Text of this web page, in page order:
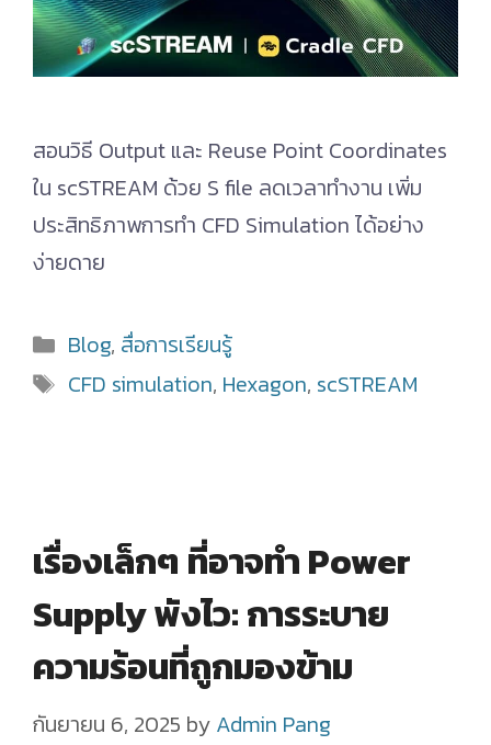
สอนวิธี Output และ Reuse Point Coordinates
ใน scSTREAM ด้วย S file ลดเวลาทำงาน เพิ่ม
ประสิทธิภาพการทำ CFD Simulation ได้อย่าง
ง่ายดาย
Categories
Blog, สื่อการเรียนรู้
Tags
CFD simulation, Hexagon, scSTREAM
เรื่องเล็กๆ ที่อาจทำ Power
Supply พังไว: การระบาย
ความร้อนที่ถูกมองข้าม
กันยายน 6, 2025 by Admin Pang